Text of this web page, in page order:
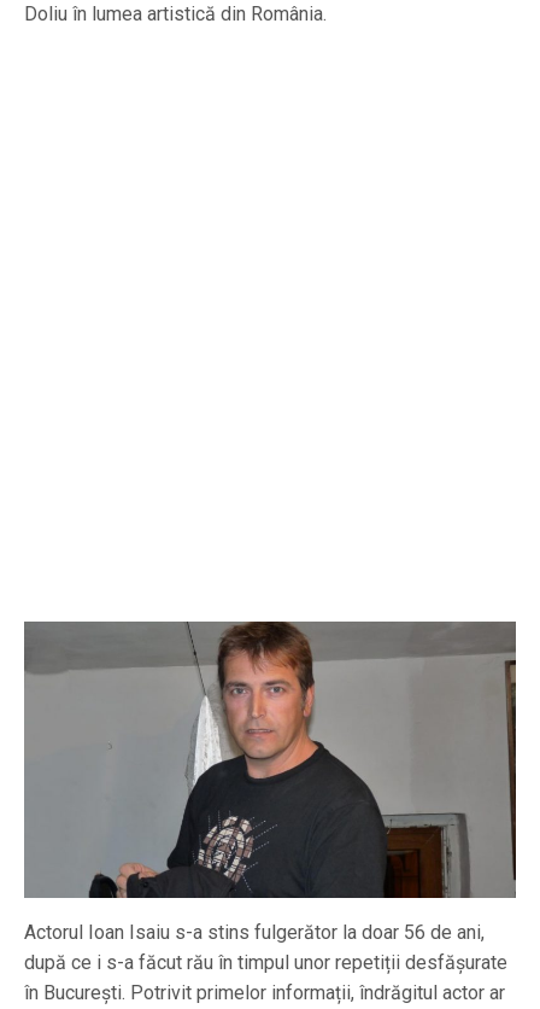
Doliu în lumea artistică din România.
Actorul Ioan Isaiu s-a stins fulgerător la doar 56 de ani,
după ce i s-a făcut rău în timpul unor repetiții desfășurate
în București. Potrivit primelor informații, îndrăgitul actor ar